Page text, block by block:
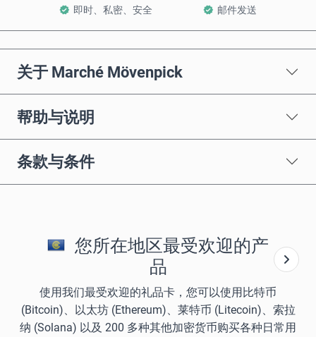
即时、私密、安全 邮件发送
关于 Marché Mövenpick
帮助与说明
条款与条件
您所在地区最受欢迎的产
品
使用我们最受欢迎的礼品卡，您可以使用比特币
(Bitcoin)、以太坊 (Ethereum)、莱特币 (Litecoin)、索拉
纳 (Solana) 以及 200 多种其他加密货币购买各种日常用